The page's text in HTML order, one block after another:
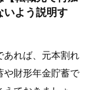
いよう説明す
あれば、元本割れ
や財形年金貯蓄で